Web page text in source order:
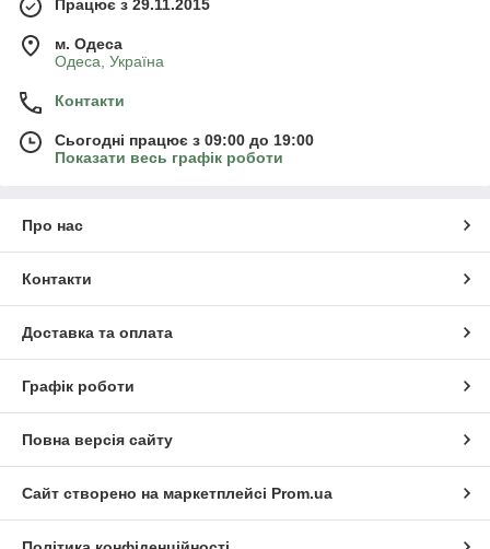
Працює з 29.11.2015
м. Одеса
Одеса, Україна
Контакти
Сьогодні працює з 09:00 до 19:00
Показати весь графік роботи
Про нас
Контакти
Доставка та оплата
Графік роботи
Повна версія сайту
Сайт створено на маркетплейсі Prom.ua